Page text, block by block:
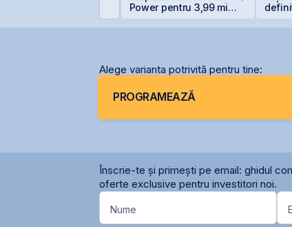
Power pentru 3,99 mil.
Alege varianta potrivită pentru tine:
PROGRAMEAZĂ
Înscrie-te și primești pe email: ghidul
oferte exclusive pentru investitori noi.
Nume